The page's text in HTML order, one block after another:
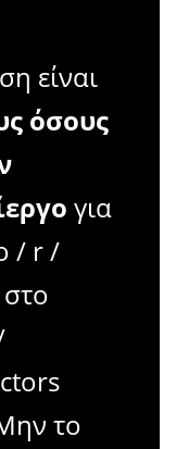
είναι
όσους
για
/ r /
το